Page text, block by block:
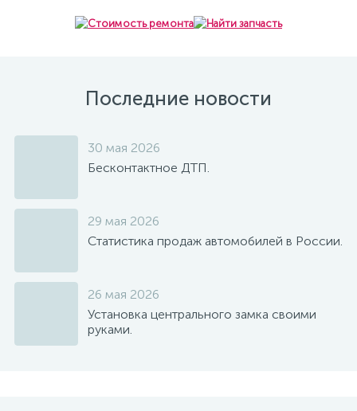
Последние новости
30 мая 2026
Бесконтактное ДТП.
29 мая 2026
Статистика продаж автомобилей в России.
26 мая 2026
Установка центрального замка своими
руками.